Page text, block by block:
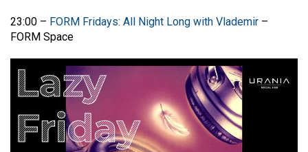
23:00 – FORM Fridays: All Night Long with Vlademir –
FORM Space